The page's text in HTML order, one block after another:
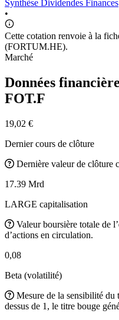
Synthèse Dividendes Finances
•
Cette cotation renvoie à la
(FORTUM.HE).
Marché
Données
FOT.F
19,02 €
Dernier cours de clôture
Dernière valeur de clôture
17.39 Mrd
LARGE capitalisation
Valeur boursière totale de
d’actions en circulation.
0,08
Beta (volatilité)
Mesure de la sensibilité
dessus de 1, le titre bouge